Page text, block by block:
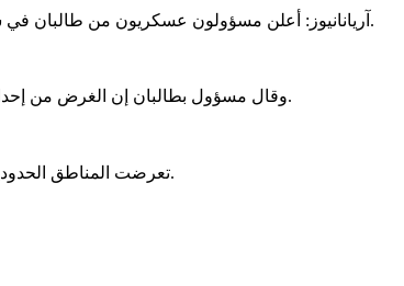
آریانانیوز: أعلن مسؤولون عسكريون من طالبان في شرق أفغانستان أنه سيتم إقامة نقاط تفتيش جديدة على طول خط ديورند في ولاية كنر بأمر من وزارة الدفاع التابعة للحركة.
وقال مسؤول بطالبان إن الغرض من إحداث نقاط التفتيش هو منع الأنشطة المدمرة في المنطقة وضمان الأمن العام. وبحسب قوله فإن بناء هذه الحواجز سيبدأ قريبا.
تعرضت المناطق الحدودية الأفغانية في كنر بشكل متكرر للصواريخ العسكرية الباكستانية. يزعم الباكستانيون أن هناك طالبان باكستانية في المنطقة.